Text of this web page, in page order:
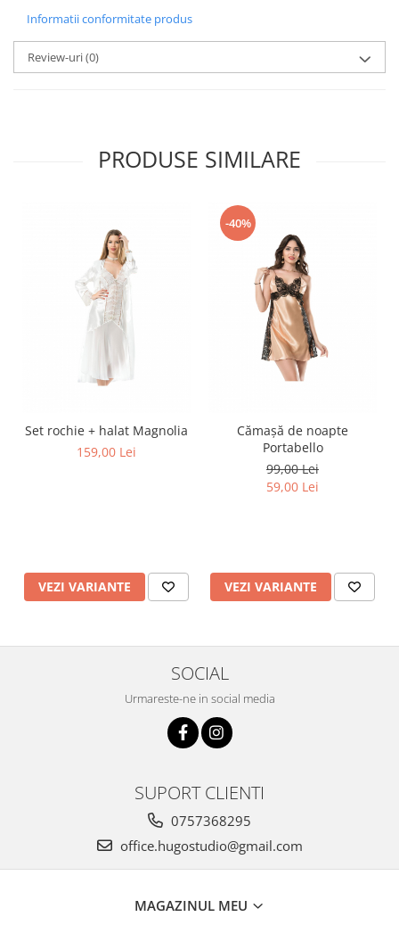
Informatii conformitate produs
Review-uri(0)
PRODUSE SIMILARE
Set rochie + halat Magnolia
159,00 Lei
VEZI VARIANTE
-40%
Cămașă de noapte
Portabello
99,00 Lei
59,00 Lei
VEZI VARIANTE
SOCIAL
Urmareste-ne in social media
SUPORT CLIENTI
0757368295
office.hugostudio@gmail.com
MAGAZINUL MEU